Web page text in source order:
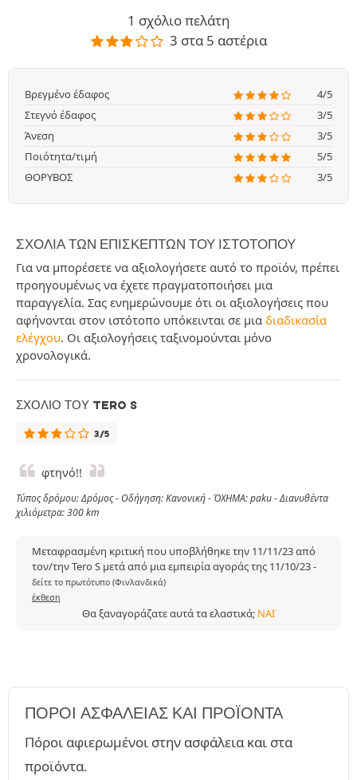
1 σχόλιο πελάτη
3 στα 5 αστέρια
Βρεγμένο έδαφος
4/5
Στεγνό έδαφος
3/5
Άνεση
3/5
Ποιότητα/τιμή
5/5
ΘΟΡΥΒΟΣ
3/5
ΣΧΌΛΙΑ ΤΩΝ ΕΠΙΣΚΕΠΤΏΝ ΤΟΥ ΙΣΤΟΤΌΠΟΥ
Για να μπορέσετε να αξιολογήσετε αυτό το προϊόν, πρέπει
προηγουμένως να έχετε πραγματοποιήσει μια
παραγγελία. Σας ενημερώνουμε ότι οι αξιολογήσεις που
αφήνονται στον ιστότοπο υπόκεινται σε μια διαδικασία
ελέγχου. Οι αξιολογήσεις ταξινομούνται μόνο
χρονολογικά.
ΣΧΌΛΙΟ ΤΟΥ TERO S
3/5
φτηνό!!
Τύπος δρόμου: Δρόμος - Οδήγηση: Κανονική - ΌΧΗΜΑ: paku - Διανυθέντα
χιλιόμετρα: 300 km
Μεταφρασμένη κριτική που υποβλήθηκε την 11/11/23 από
τον/την Tero S μετά από μια εμπειρία αγοράς της 11/10/23-
δείτε το πρωτότυπο (Φινλανδικά)
έκθεση
Θα ξαναγοράζατε αυτά τα ελαστικά; ΝΑΙ
ΠΌΡΟΙ ΑΣΦΑΛΕΊΑΣ ΚΑΙ ΠΡΟΪΌΝΤΑ
Πόροι αφιερωμένοι στην ασφάλεια και στα
προϊόντα.